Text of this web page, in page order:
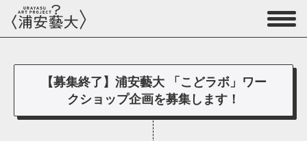
【募集終了】浦安藝大 「こどラボ」ワー
クショップ企画を募集します！